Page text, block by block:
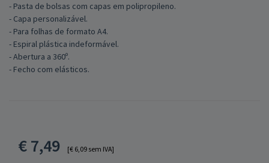
- Pasta de bolsas com capas em polipropileno.
- Capa personalizável.
- Para folhas de formato A4.
- Espiral plástica indeformável.
- Abertura a 360º.
- Fecho com elásticos.
€7,49 [€ 6,09 sem IVA]